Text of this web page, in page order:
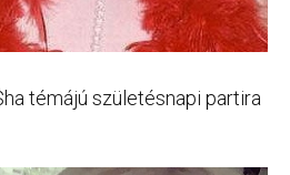
témájú születésnapi partira